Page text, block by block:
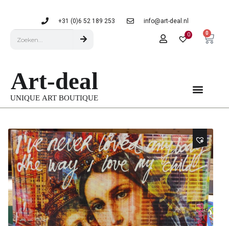
+31 (0)6 52 189 253 info@art-deal.nl
0 0